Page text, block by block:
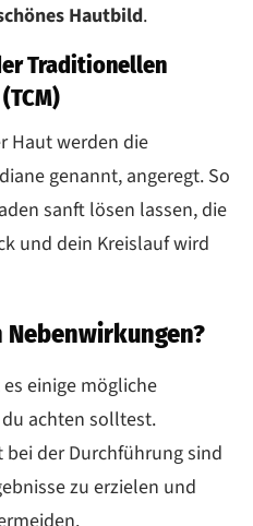
Hautbild.
Traditionellen
Haut werden die
genannt, angeregt. So
sanft lösen lassen, die
und dein Kreislauf wird
einige mögliche
achten solltest.
der Durchführung sind
zu erzielen und